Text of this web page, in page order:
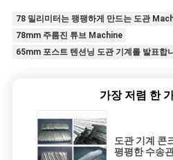
78 밀리미터는 팽팽하게 만드는 도관
78mm 주름진 튜브 Machine
65mm 포스트 텐션닝 도관 기계를 발표합
가장 저렴 한
도관 기계 콘
평평한 수송